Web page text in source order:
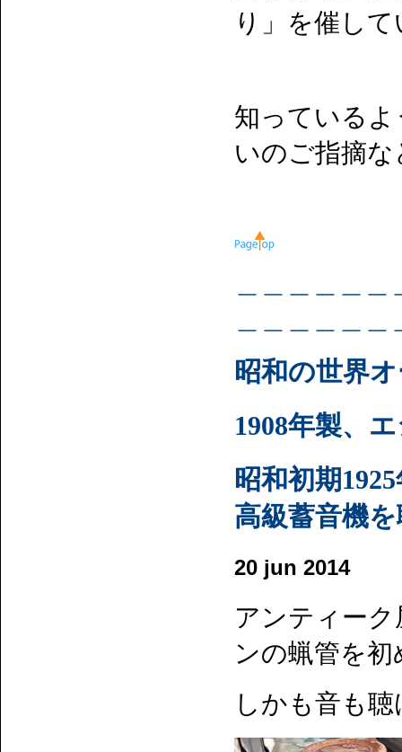
り」を催し
知っている
いのご指摘
昭和の世界
1908年製、
昭和初期
高級蓄音機
20 jun 2014
アンティー
ンの蝋管を
しかも音も